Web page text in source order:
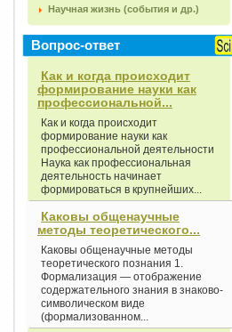
Научная жизнь (события и др.)
Вопрос-ответ
Как и когда происходит
формирование науки как
профессиональной...
Как и когда происходит
формирование науки как
профессиональной деятельности
Наука как профессиональная
деятельность начинает
формироваться в крупнейших...
Каковы общенаучные
методы теоретического...
Каковы общенаучные методы
теоретического познания 1.
Формализация — отображение
содержательного знания в знаково-
символическом виде
(формализованном...